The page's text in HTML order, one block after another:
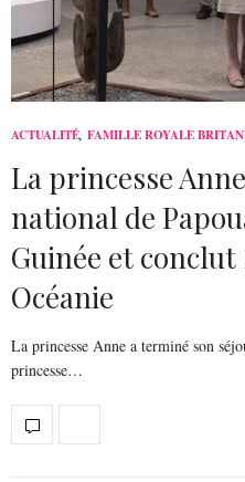
ACTUALITÉ, FAMILLE ROYALE
La princesse
national de
Guinée et
Océanie
La princesse Anne a terminé son
princesse…